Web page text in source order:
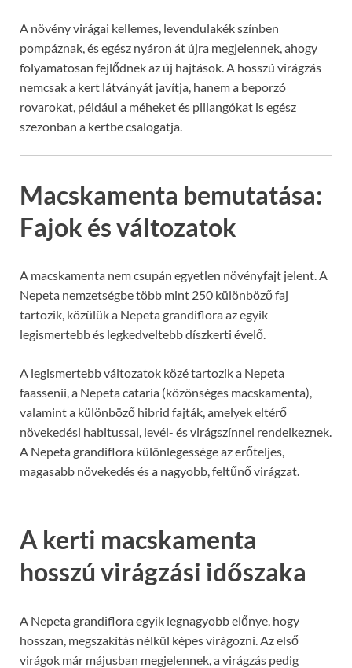
A növény virágai kellemes, levendulakék színben
pompáznak, és egész nyáron át újra megjelennek, ahogy
folyamatosan fejlődnek az új hajtások. A hosszú virágzás
nemcsak a kert látványát javítja, hanem a beporzó
rovarokat, például a méheket és pillangókat is egész
szezonban a kertbe csalogatja.
Macskamenta bemutatása:
Fajok és változatok
A macskamenta nem csupán egyetlen növényfajt jelent. A
Nepeta nemzetségbe több mint 250 különböző faj
tartozik, közülük a Nepeta grandiflora az egyik
legismertebb és legkedveltebb díszkerti évelő.
A legismertebb változatok közé tartozik a Nepeta
faassenii, a Nepeta cataria (közönséges macskamenta),
valamint a különböző hibrid fajták, amelyek eltérő
növekedési habitussal, levél- és virágszínnel rendelkeznek.
A Nepeta grandiflora különlegessége az erőteljes,
magasabb növekedés és a nagyobb, feltűnő virágzat.
A kerti macskamenta
hosszú virágzási időszaka
A Nepeta grandiflora egyik legnagyobb előnye, hogy
hosszan, megszakítás nélkül képes virágozni. Az első
virágok már májusban megjelennek, a virágzás pedig